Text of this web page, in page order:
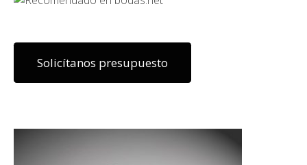
Solicítanos presupuesto